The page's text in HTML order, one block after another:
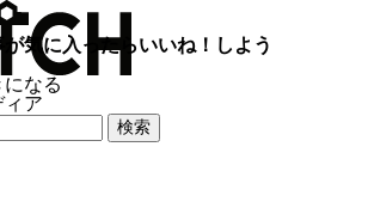
なる
ィア
が気に入ったらいいね！しよう